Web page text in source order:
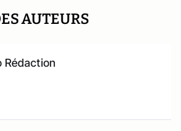
AUTEURS
Rédaction